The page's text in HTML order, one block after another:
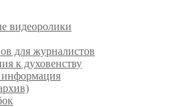
видеоролики
для журналистов
к духовенству
информация